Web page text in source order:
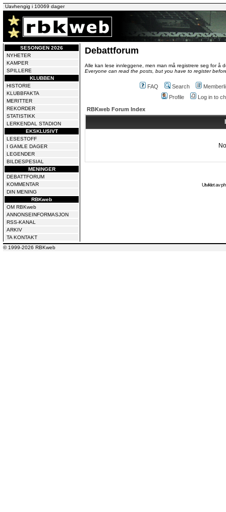
Uavhengig i 10069 dager
SESONGEN 2026
NYHETER
KAMPER
SPILLERE
KLUBBEN
HISTORIE
KLUBBFAKTA
MERITTER
REKORDER
STATISTIKK
LERKENDAL STADION
EKSKLUSIVT
LESESTOFF
I GAMLE DAGER
LEGENDER
BILDESPESIAL
MENINGER
DEBATTFORUM
KOMMENTAR
DIN MENING
RBKweb
OM RBKweb
ANNONSEINFORMASJON
RSS-KANAL
ARKIV
TA KONTAKT
Debattforum
Alle kan lese innleggene, men man må registrere seg for å
Everyone can read the posts, but you have to register
FAQ Search
Profile
Log in to
RBKweb Forum Index
Utviklet av
© 1999-2026 RBKweb